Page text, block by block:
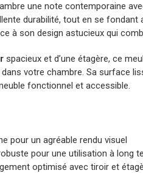
une note contemporaine
durabilité, tout en se
à son design astucieux qui
spacieux et d’une étagère, ce
dans votre chambre. Sa surface
fonctionnel et accessible.
pour un agréable rendu visuel
pour une utilisation à long
optimisé avec tiroir et